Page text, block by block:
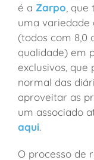
é a Zarpo ,
uma variedade
(todos com 8,0
qualidade) em
exclusivos,
normal das
aproveitar as
um associado
aqui.
O processo de